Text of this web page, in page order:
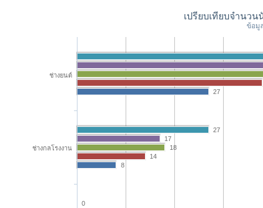
เปรียบเทียบจำนว
ข้อมู
27
8
14
18
17
27
0
ช่างยนต์
ช่างกลโรงงาน